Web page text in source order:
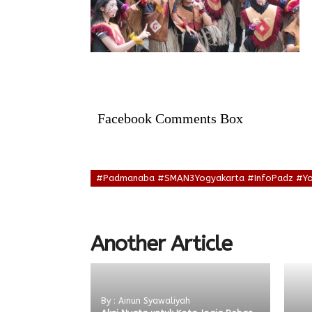
Facebook Comments Box
#Padmanaba #SMAN3Yogyakarta #InfoPadz
Another Article
By : Ainun Syawaliyah